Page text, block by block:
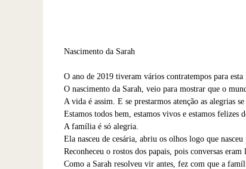
Nascimento da Sarah
O ano de 2019 tiveram vários contratempos para
O nascimento da Sarah, veio para mostrar que o
A vida é assim. E se prestarmos atenção as alegrias se
Estamos todos bem, estamos vivos e estamos felizes
A família é só alegria.
Ela nasceu de cesária, abriu os olhos logo que nasceu
Reconheceu o rostos dos papais, pois conversas eram
Como a Sarah resolveu vir antes, fez com que a